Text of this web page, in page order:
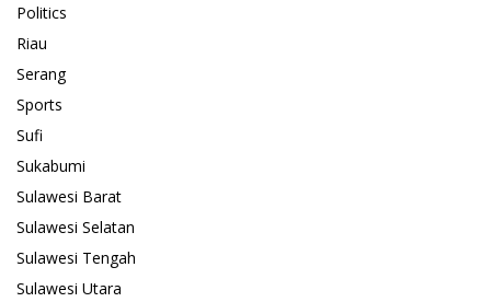
Politics
Riau
Serang
Sports
Sufi
Sukabumi
Sulawesi Barat
Sulawesi Selatan
Sulawesi Tengah
Sulawesi Utara